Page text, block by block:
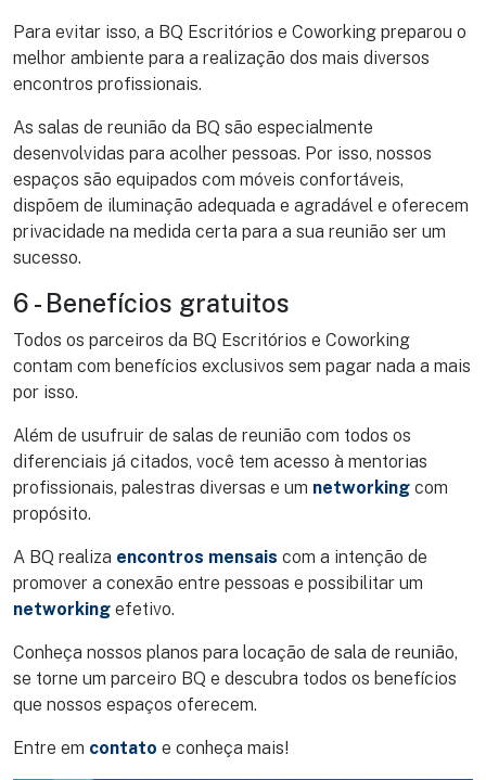
Para evitar isso, a BQ Escritórios e Coworking preparou o
melhor ambiente para a realização dos mais diversos
encontros profissionais.
As salas de reunião da BQ são especialmente
desenvolvidas para acolher pessoas. Por isso, nossos
espaços são equipados com móveis confortáveis,
dispõem de iluminação adequada e agradável e oferecem
privacidade na medida certa para a sua reunião ser um
sucesso.
6 - Benefícios gratuitos
Todos os parceiros da BQ Escritórios e Coworking
contam com benefícios exclusivos sem pagar nada a mais
por isso.
Além de usufruir de salas de reunião com todos os
diferenciais já citados, você tem acesso à mentorias
profissionais, palestras diversas e um networking com
propósito.
A BQ realiza encontros mensais com a intenção de
promover a conexão entre pessoas e possibilitar um
networking efetivo.
Conheça nossos planos para locação de sala de reunião,
se torne um parceiro BQ e descubra todos os benefícios
que nossos espaços oferecem.
Entre em contato e conheça mais!